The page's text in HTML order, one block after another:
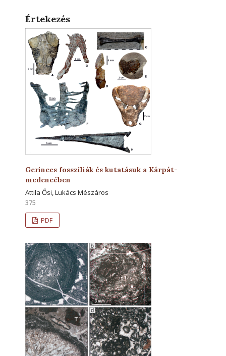
Értekezés
Gerinces fosszíliák és kutatásuk a Kárpát-
medencében
Attila Ősi, Lukács Mészáros
375
PDF